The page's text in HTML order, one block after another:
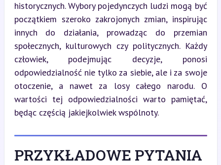
historycznych. Wybory pojedynczych ludzi mogą być
początkiem szeroko zakrojonych zmian, inspirując
innych do działania, prowadząc do przemian
społecznych, kulturowych czy politycznych. Każdy
człowiek, podejmując decyzje, ponosi
odpowiedzialność nie tylko za siebie, ale i za swoje
otoczenie, a nawet za losy całego narodu. O
wartości tej odpowiedzialności warto pamiętać,
będąc częścią jakiejkolwiek wspólnoty.
PRZYKŁADOWE PYTANIA